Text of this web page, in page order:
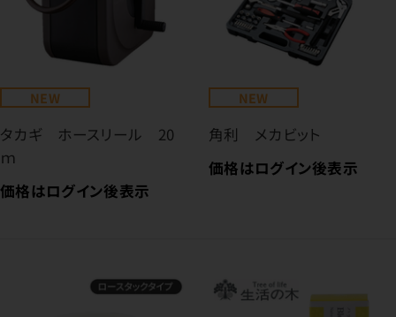
NEW
タカギ ホースリール 20
ｍ
価格はログイン後表示
NEW
角利 メカビット
価格はログイン後表示